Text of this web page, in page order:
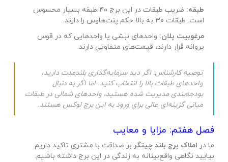
طبقه:
ضریب طبقات در این برج ۴۰ طبقه بسیار محسوس
است. طبقات ۳۰ به بالا حکم پنت‌هاوس را دارند.
مرغوبیت پلان:واحدهای نبشی یا واحدهایی که در قوس
پروانه قرار دارند، قیمت‌های متفاوتی دارند.
توصیه کارشناس:اگر دید سرمایه‌گذاری بلندمدت دارید،
واحدهای طبقات بالا را انتخاب کنید. اما اگر به دنبال
بودجه‌بندی مدیریت شده هستید، واحدهای شمالی در طبقات
میانی گزینه‌ای عالی برای ورود به این برج لوکس هستند.
فصل هفتم: مزایا و معایب
ما دراملاک برج بلند چیتگربر صداقت با مشتری تاکید داریم.
بیایید نگاهی واقع‌بینانه به زندگی در این برج داشته باشیم.